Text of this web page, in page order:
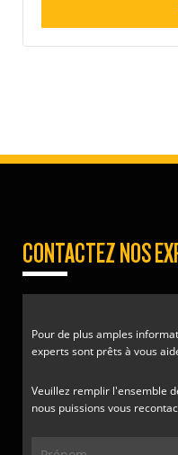
CONTACTEZ NOS
Pour de plus amples
experts sont prêts à vous
Veuillez remplir l'ensemble
nous puissions vous